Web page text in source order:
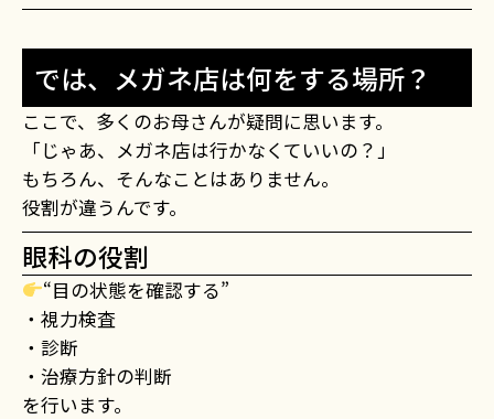
では、メガネ店は何をする場所？
ここで、多くのお母さんが疑問に思います。
「じゃあ、メガネ店は行かなくていいの？」
もちろん、そんなことはありません。
役割が違うんです。
眼科の役割
“目の状態を確認する”
・視力検査
・診断
・治療方針の判断
を行います。